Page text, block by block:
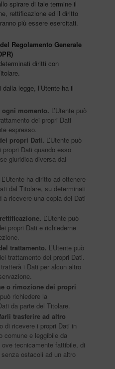
spirare di tale termine il
rettificazione ed il diritto
più essere esercitati.
Regolamento Generale
diritti con
legge, l’Utente ha il
momento. L’Utente può
dei propri Dati
espresso.
propri Dati. L’Utente può
Dati quando esso
giuridica diversa dal
L’Utente ha diritto ad ottenere
dal Titolare, su determinati
ricevere una copia dei Dati
L’Utente può
propri Dati e richiederne
trattamento. L’Utente può
trattamento dei propri Dati.
i Dati per alcun altro
o rimozione dei propri
richiedere la
da parte del Titolare.
trasferire ad altro
di ricevere i propri Dati in
comune e leggibile da
tecnicamente fattibile, di
ostacoli ad un altro